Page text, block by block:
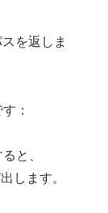
を返しま
：
と、
します。